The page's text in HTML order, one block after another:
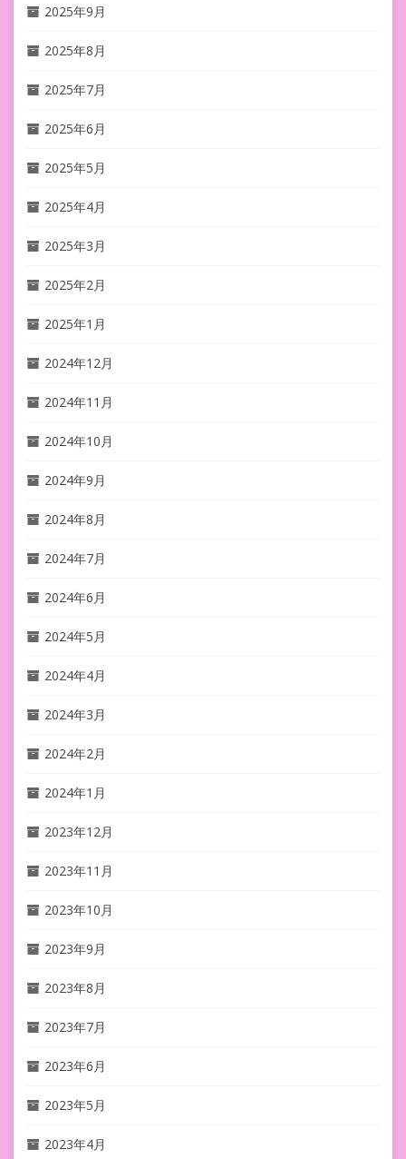
2025年9月
2025年8月
2025年7月
2025年6月
2025年5月
2025年4月
2025年3月
2025年2月
2025年1月
2024年12月
2024年11月
2024年10月
2024年9月
2024年8月
2024年7月
2024年6月
2024年5月
2024年4月
2024年3月
2024年2月
2024年1月
2023年12月
2023年11月
2023年10月
2023年9月
2023年8月
2023年7月
2023年6月
2023年5月
2023年4月